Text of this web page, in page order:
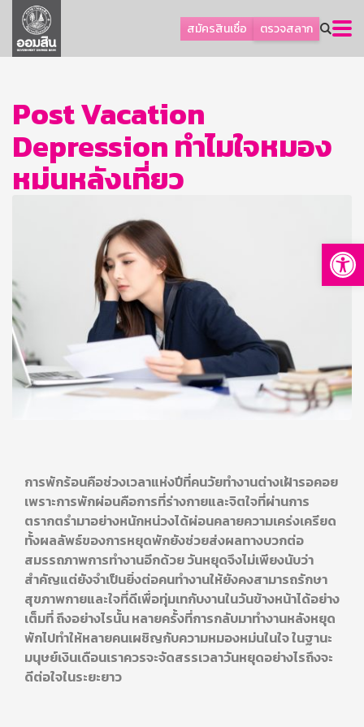
สมัครสินเชื่อ ตรวจสลาก
ลูกค้าธุรกิจ
ลูกค้าผู้ประกอบรายย่อย
ออมเพื่อสุข
เกี่ยวกับธนาคาร
การพัฒนาที่ยั่งยืน
ข่าวสาร
บริการทางการเงิน
บริการออนไลน์
TH
GSB Society
Post Vacation
Depression ทำไมใจหมอง
หม่นหลังเที่ยว
การพักร้อนคือช่วงเวลาแห่งปีที่คนวัยทำงานต่างเฝ้ารอคอย
เพราะการพักผ่อนคือการที่ร่างกายและจิตใจที่ผ่านการ
ตรากตรำมาอย่างหนักหน่วงได้ผ่อนคลายความเคร่งเครียด
ทั้งผลลัพธ์ของการหยุดพักยังช่วยส่งผลทางบวกต่อ
สมรรถภาพการทำงานอีกด้วย วันหยุดจึงไม่เพียงนับว่า
สำคัญแต่ยังจำเป็นยิ่งต่อคนทำงานให้ยังคงสามารถรักษา
สุขภาพกายและใจที่ดีเพื่อทุ่มเทกับงานในวันข้างหน้าได้อย่าง
เต็มที่ ถึงอย่างไรนั้น หลายครั้งที่การกลับมาทำงานหลังหยุด
พักไปทำให้หลายคนเผชิญกับความหมองหม่นในใจ ในฐานะ
มนุษย์เงินเดือนเราควรจะจัดสรรเวลาวันหยุดอย่างไรถึงจะ
ดีต่อใจในระยะยาว